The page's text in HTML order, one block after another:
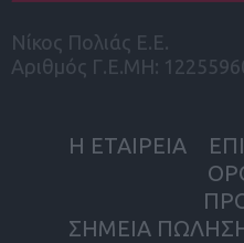
Νίκος Πολιάς Ε.Ε.
Αριθμός Γ.Ε.ΜΗ:
Η ΕΤΑΙΡΕΙΑ
ΣΗΜΕΙΑ